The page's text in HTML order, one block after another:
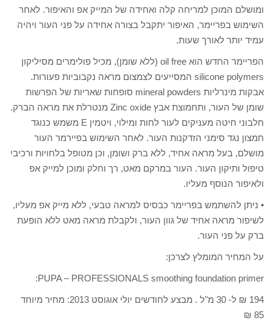
ומושלם המוכן למריחה קלה ואחידה של המייק אפ והאיפור. לאחר
השימוש בפריימר, האיפור יתקבל בצורה אחידה על פני העור ויהיה
עמיד יותר לאורך שעות.
הפריימר החדש הוא oil free (ללא שומן), מכיל פולימרים מסיליקון
silicone polymers המסייעים לצמצום מראה נקבוביות פעורות.
אבקות מינרליות mineral powders סופחות שאריות של הפרשות
שומן של העור, ותחמוצת אבץ Zinc oxide מנטרלת את מראה הברק.
חלבוני חיטה מעניקים לעור לחות ומילוי, ויטמין E משמש כנוגד
חמצון נגד סימני הזדקנות העור. לאחר השימוש בפיירמר העור
מושלם, בעל מראה אחיד, ללא ברק ושומן, וכן מטופל בלחויות ורכיבי
טיפול ותיקון העור. העור במרקם מאט, רך וחלק ומוכן למייק אפ
ולאיפור הנוסף מעליו.
• ניתן להשתמש בפריימר כבסיס למראה טבעי, ללא מייק אפ מעליו,
לשיפור מראה אחיד של גוון העור, ולקבלת מראה מאט ללא הופעת
ברק על פני העור.
על המחיר המומלץ לצרכן:
PUPA – PROFESSIONALS smoothing foundation primer:
194 ₪ ל- 30 מ"ל . מבצע לחודשים יולי אוגוסט 2013: מחיר מיוחד
85 ₪